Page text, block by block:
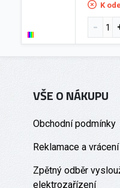
K
VŠE O NÁKUPU
Obchodní podmínky
Reklamace a
Zpětný odběr
elektrozařízení